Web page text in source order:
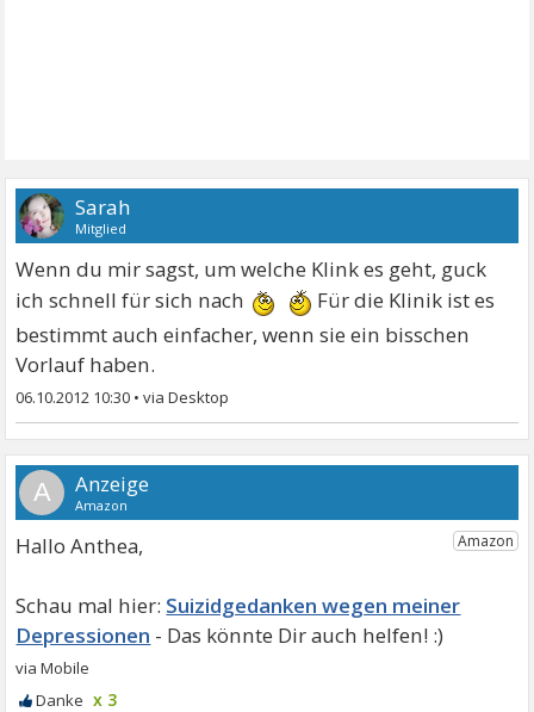
Sarah
Mitglied
Wenn du mir sagst, um welche Klink es geht, guck
ich schnell für sich nach
Für die Klinik ist es
bestimmt auch einfacher, wenn sie ein bisschen
Vorlauf haben.
06.10.2012 10:30 •
A
Hallo Anthea,
Suizidgedanken wegen meiner
Depressionen
x 3